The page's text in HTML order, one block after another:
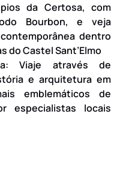
da Certosa, com
Bourbon, e veja
dentro
do Castel Sant’Elmo
Viaje através de
e arquitetura em
emblemáticos de
especialistas locais